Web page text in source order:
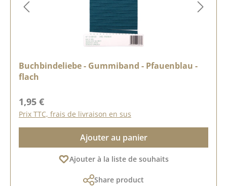
Buchbindeliebe - Gummiband - Pfauenblau -
flach
Prix régulier :
1,95 €
Prix TTC, frais de livraison en sus
Ajouter au panier
Ajouter à la liste de souhaits
Share product